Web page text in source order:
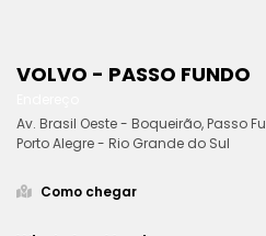
VOLVO - PASSO FUNDO
Av. Brasil Oeste - Boqueirão, Passo
Porto Alegre - Rio Grande do Sul
Como chegar